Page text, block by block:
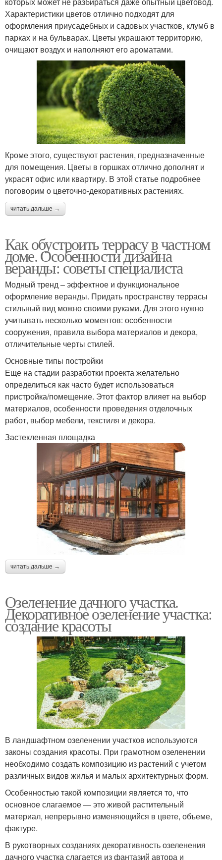
Характеристики цветов отлично подходят для
оформления приусадебных и садовых участков, клумб в
парках и на бульварах. Цветы украшают территорию,
очищают воздух и наполняют его ароматами.
Кроме этого, существуют растения, предназначенные
для помещения. Цветы в горшках отлично дополнят и
украсят офис или квартиру. В этой статье подробнее
поговорим о цветочно-декоративных растениях.
читать дальше →
Как обустроить террасу в частном
доме. Особенности дизайна
веранды: советы специалиста
Модный тренд – эффектное и функциональное
оформление веранды. Придать пространству террасы
стильный вид можно своими руками. Для этого нужно
учитывать несколько моментов: особенности
сооружения, правила выбора материалов и декора,
отличительные черты стилей.
Основные типы постройки
Еще на стадии разработки проекта желательно
определиться как часто будет использоваться
пристройка/помещение. Этот фактор влияет на выбор
материалов, особенности проведения отделочных
работ, выбор мебели, текстиля и декора.
Застекленная площадка
читать дальше →
Озеленение дачного участка.
Декоративное озеленение участка:
создание красоты
В ландшафтном озеленении участков используются
законы создания красоты. При грамотном озеленении
необходимо создать композицию из растений с учетом
различных видов жилья и малых архитектурных форм.
Особенностью такой композиции является то, что
основное слагаемое — это живой растительный
материал, непрерывно изменяющийся в цвете, объеме,
фактуре.
В рукотворных созданиях декоративность озеленения
дачного участка слагается из фантазий автора и